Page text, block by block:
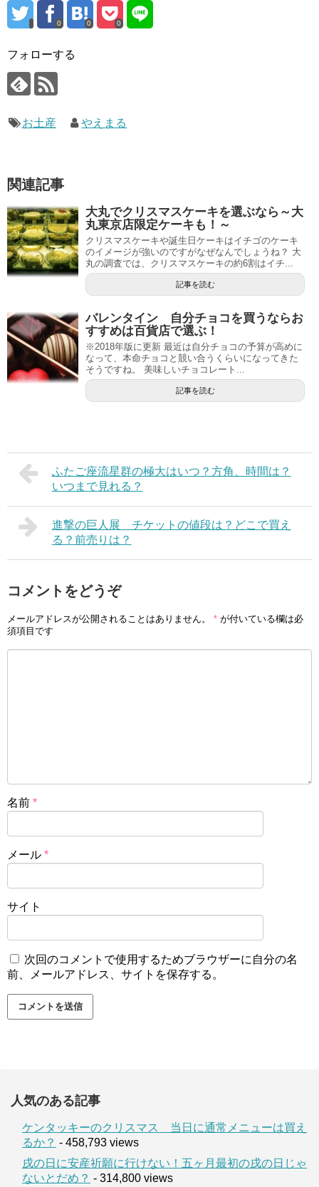
0 0 0
フォローする
お土産 やえまる
関連記事
大丸でクリスマスケーキを選ぶなら～大
丸東京店限定ケーキも！～
クリスマスケーキや誕生日ケーキはイチゴのケーキ
のイメージが強いのですがなぜなんでしょうね？ 大
丸の調査では、クリスマスケーキの約6割はイチ...
記事を読む
バレンタイン 自分チョコを買うならお
すすめは百貨店で選ぶ！
※2018年版に更新 最近は自分チョコの予算が高めに
なって、本命チョコと競い合うくらいになってきた
そうですね。 美味しいチョコレート...
記事を読む
ふたご座流星群の極大はいつ？方角、時間は？
いつまで見れる？
進撃の巨人展 チケットの値段は？どこで買え
る？前売りは？
コメントをどうぞ
メールアドレスが公開されることはありません。 * が付いている欄は必
須項目です
名前 *
メール *
サイト
次回のコメントで使用するためブラウザーに自分の名
前、メールアドレス、サイトを保存する。
人気のある記事
ケンタッキーのクリスマス 当日に通常メニューは買え
るか？ - 458,793 views
戌の日に安産祈願に行けない！五ヶ月最初の戌の日じゃ
ないとだめ？ - 314,800 views